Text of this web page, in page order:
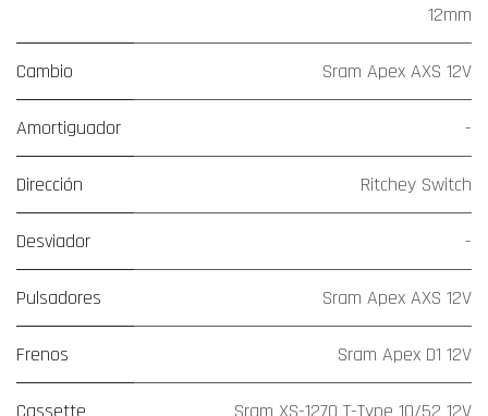
12mm
Cambio Sram Apex AXS 12V
Amortiguador -
Dirección Ritchey Switch
Desviador -
Pulsadores Sram Apex AXS 12V
Frenos Sram Apex D1 12V